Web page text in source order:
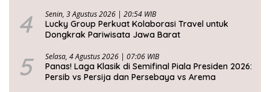
4 Senin, 3 Agustus 2026 | 20:54 WIB
Lucky Group Perkuat Kolaborasi Travel untuk
Dongkrak Pariwisata Jawa Barat
5 Selasa, 4 Agustus 2026 | 07:06 WIB
Panas! Laga Klasik di Semifinal Piala Presiden 2026:
Persib vs Persija dan Persebaya vs Arema